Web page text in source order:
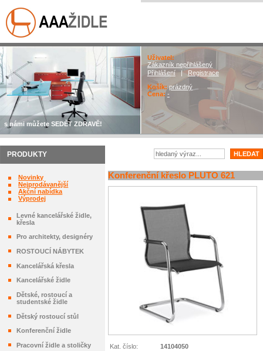
s námi můžete SEDĚT ZDRAVĚ!
Uživatel:
Zákazník nepřihlášený
Přihlášení| Registrace
Košík: prázdný
Cena: -
PRODUKTY
Novinky
Nejprodávanější
Akční nabídka
Výprodej
Levné kancelářské židle,
křesla
Pro architekty, designéry
ROSTOUCÍ NÁBYTEK
Kancelářská křesla
Kancelářské židle
Dětské, rostoucí a
studentské židle
Dětský rostoucí stůl
Konferenční židle
Pracovní židle a stoličky
Konferenční křeslo PLUTO 621
Kat. číslo:
14104050